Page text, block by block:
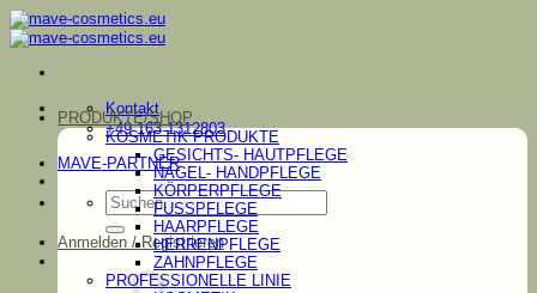
Zum
Inhalt
springen
Kontakt
+49 163 1312803
MAVE-PARTNER
Suchen
nach:
Anmelden / Registrieren
PRODUKTE/SHOP
KOSMETIK PRODUKTE
GESICHTS- HAUTPFLEGE
NAGEL- HANDPFLEGE
KÖRPERPFLEGE
FUSSPFLEGE
HAARPFLEGE
HERRENPFLEGE
ZAHNPFLEGE
PROFESSIONELLE LINIE